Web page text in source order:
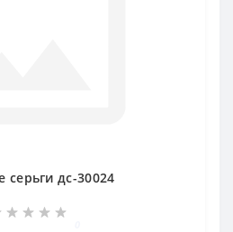
серьги дс-30024